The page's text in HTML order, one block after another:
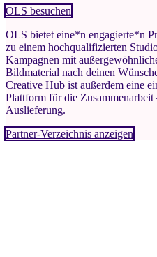
OLS besuchen
OLS bietet eine*n engagierte*n
zu einem hochqualifizierten
Kampagnen mit
Bildmaterial nach deinen
Creative Hub ist außerdem eine
Plattform für die
Auslieferung.
Partner-Verzeichnis anzeigen